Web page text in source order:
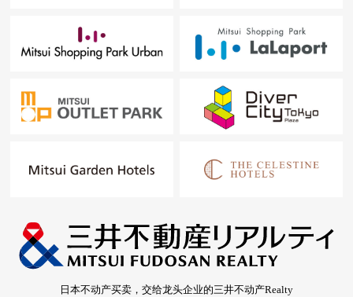
日本不动产买卖，交给龙头企业的三井不动产Realty